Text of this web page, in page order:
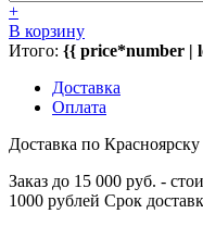
+
В корзину
Итого: {{ price*number |
Доставка
Оплата
Доставка по Красноярску
Заказ до 15 000 руб. -
1000 рублей Срок